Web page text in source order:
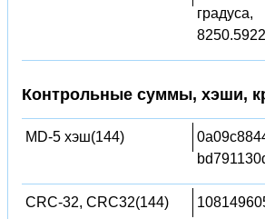
градуса,
Контрольные суммы, хэши,
MD-5 хэш(144)
CRC-32, CRC32(144)